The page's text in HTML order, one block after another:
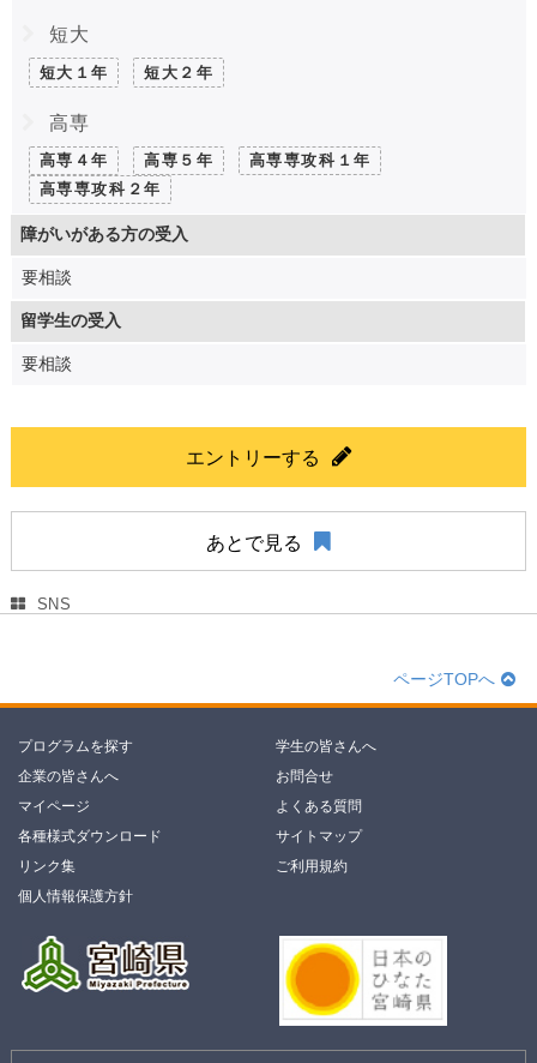
短大
短大１年 短大２年
高専
高専４年 高専５年
高専専攻科１年
高専専攻科２年
障がいがある方の受入
要相談
留学生の受入
要相談
エントリーする
あとで見る
SNS
ページTOPへ
プログラムを探す
学生の皆さんへ
企業の皆さんへ
お問合せ
マイページ
よくある質問
各種様式ダウンロード
サイトマップ
リンク集
ご利用規約
個人情報保護方針